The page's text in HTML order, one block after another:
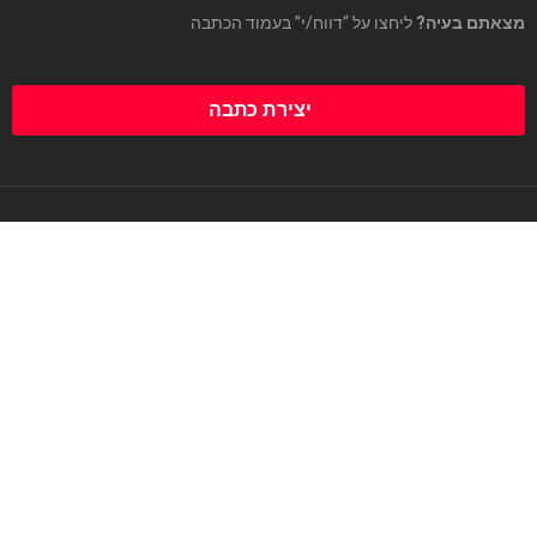
מצאתם בעיה? ליחצו על “דווח/י” בעמוד הכתבה
יצירת כתבה